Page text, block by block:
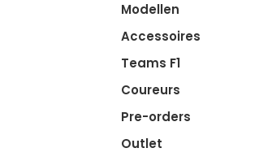
Modellen
Accessoires
Teams F1
Coureurs
Pre-orders
Outlet